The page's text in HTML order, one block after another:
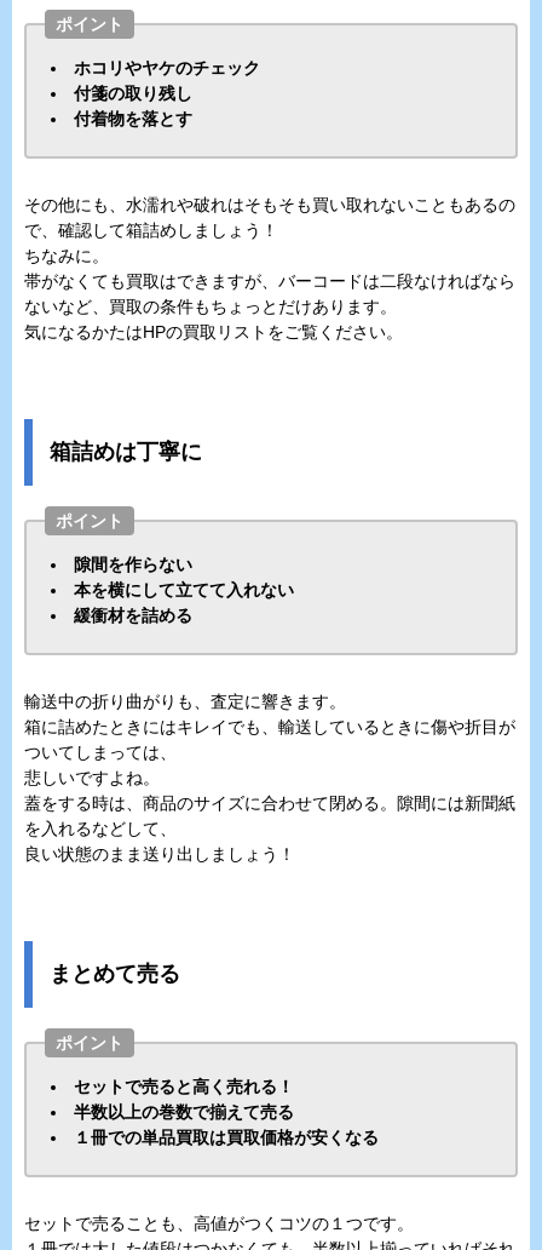
ポイント
ホコリやヤケのチェック
付箋の取り残し
付着物を落とす
その他にも、水濡れや破れはそもそも買い取れないこともあるの
で、確認して箱詰めしましょう！
ちなみに。
帯がなくても買取はできますが、バーコードは二段なければなら
ないなど、買取の条件もちょっとだけあります。
気になるかたはHPの買取リストをご覧ください。
箱詰めは丁寧に
ポイント
隙間を作らない
本を横にして立てて入れない
緩衝材を詰める
輸送中の折り曲がりも、査定に響きます。
箱に詰めたときにはキレイでも、輸送しているときに傷や折目が
ついてしまっては、
悲しいですよね。
蓋をする時は、商品のサイズに合わせて閉める。隙間には新聞紙
を入れるなどして、
良い状態のまま送り出しましょう！
まとめて売る
ポイント
セットで売ると高く売れる！
半数以上の巻数で揃えて売る
１冊での単品買取は買取価格が安くなる
セットで売ることも、高値がつくコツの１つです。